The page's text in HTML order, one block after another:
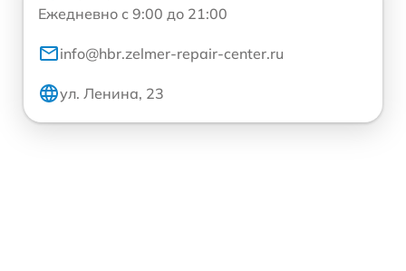
Ежедневно с 9:00 до 21:00
info@hbr.zelmer-repair-center.ru
ул. Ленина, 23